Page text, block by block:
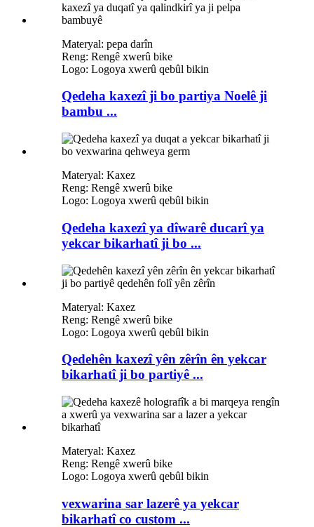
Materyal: pepa darîn
Reng: Rengê xwerû bike
Logo: Logoya xwerû qebûl bikin
Qedeha kaxezî ji bo partiya Noelê ji
bambu ...
Materyal: Kaxez
Reng: Rengê xwerû bike
Logo: Logoya xwerû qebûl bikin
Qedeha kaxezî ya dîwarê ducarî ya
yekcar bikarhatî ji bo ...
Materyal: Kaxez
Reng: Rengê xwerû bike
Logo: Logoya xwerû qebûl bikin
Qedehên kaxezî yên zêrîn ên yekcar
bikarhatî ji bo partiyê ...
Materyal: Kaxez
Reng: Rengê xwerû bike
Logo: Logoya xwerû qebûl bikin
vexwarina sar lazerê ya yekcar
bikarhatî co custom ...